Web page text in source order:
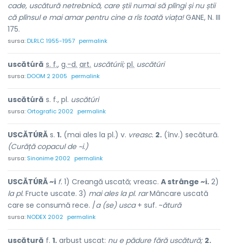
cade, uscătură netrebnică, care știi numai să plîngi și nu știi
că plînsul e mai amar pentru cine a rîs toată viața!GANE, N. III
175.
sursa:DLRLC 1955-1957 permalink
uscătúră s. f., g.-d. art. uscătúrii; pl. uscătúri
sursa:DOOM 2 2005 permalink
uscătúră s. f., pl. uscătúri
sursa: Ortografic 2002 permalink
USCĂTÚRĂ s. 1. (mai ales la pl.) v. vreasc. 2. (înv.) secătură.
(Curăță copacul de ~i.)
sursa: Sinonime 2002 permalink
USCĂTÚRĂ ~i f. 1) Creangă uscată; vreasc. A strânge ~i. 2)
la pl. Fructe uscate. 3) mai ales la pl. rarMâncare uscată
care se consumă rece. /a (se) usca+ suf. ~ătură
sursa:NODEX 2002 permalink
uscătură f. 1. arbust uscat: nu e pădure fără uscătură; 2.